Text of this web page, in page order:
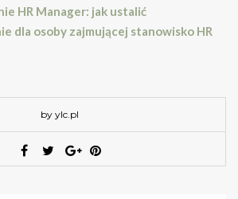
HR Manager: jak ustalić
dla osoby zajmującej stanowisko HR
by ylc.pl